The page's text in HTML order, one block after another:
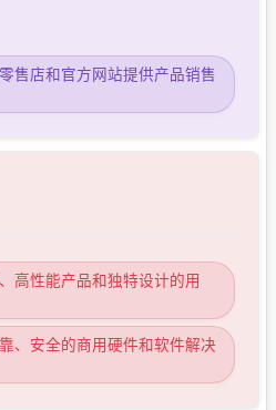
售店和官方网站提供产品销售
高性能产品和独特设计的用
、安全的商用硬件和软件解决